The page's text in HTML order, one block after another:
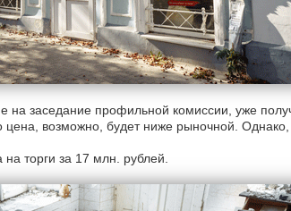
на заседание профильной комиссии, уже
возможно, будет ниже рыночной.
торги за 17 млн. рублей.